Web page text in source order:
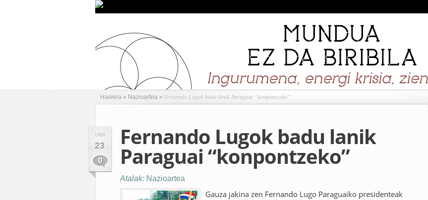
Hasiera » Nazioartea » Fernando Lugok badu lanik Paraguai “konpontzeko”
URR
23
0
Fernando Lugok badu lanik
Paraguai “konpontzeko”
Atalak: Nazioartea
Gauza jakina zen Fernando Lugo Paraguaiko presidenteak